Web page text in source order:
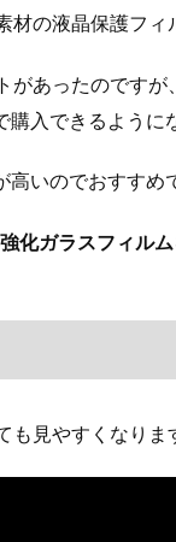
の液晶保護フィ
あったのですが
入できるように
いのでおすすめ
化ガラスフィルム
見やすくなりま